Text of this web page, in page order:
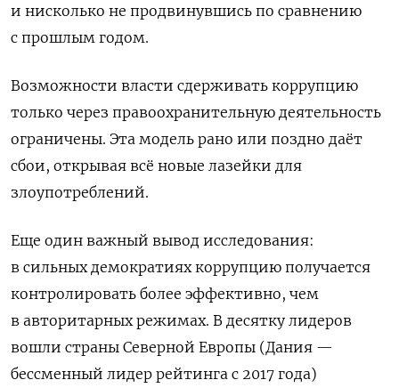
и нисколько не продвинувшись по сравнению
с прошлым годом.
Возможности власти сдерживать коррупцию
только через правоохранительную деятельность
ограничены. Эта модель рано или поздно даёт
сбои, открывая всё новые лазейки для
злоупотреблений.
Еще один важный вывод исследования:
в сильных демократиях коррупцию получается
контролировать более эффективно, чем
в авторитарных режимах. В десятку лидеров
вошли страны Северной Европы (Дания —
бессменный лидер рейтинга c 2017 года)